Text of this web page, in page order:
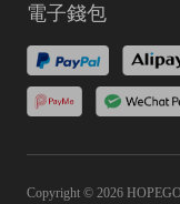
電子錢包
Copyright © 2026